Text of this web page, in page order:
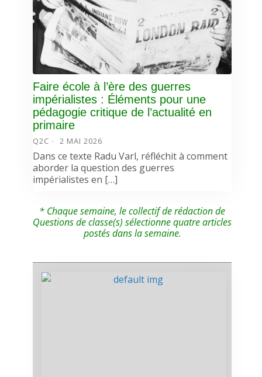
Faire école à l’ère des guerres
impérialistes : Éléments pour une
pédagogie critique de l’actualité en
primaire
Q2C 2 MAI 2026
Dans ce texte Radu Varl, réfléchit à comment
aborder la question des guerres
impérialistes en […]
* Chaque semaine, le collectif de rédaction de
Questions de classe(s) sélectionne quatre articles
postés dans la semaine.